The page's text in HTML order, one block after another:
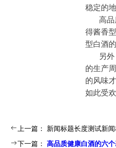
稳定的
高
得酱香
型白酒
另
的生产
的风味
如此受欢
ꂃ上一篇： 新闻标题长度测试新
ꁹ下一篇： 高品质健康白酒的六个